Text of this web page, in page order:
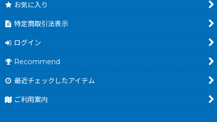
お気に入り
特定商取引法表示
ログイン
Recommend
最近チェックしたアイテム
ご利用案内